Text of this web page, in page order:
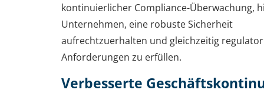
kontinuierlicher Compliance-Überwachung,
Unternehmen, eine robuste Sicherheit
aufrechtzuerhalten und gleichzeitig
Anforderungen zu erfüllen.
Verbesserte